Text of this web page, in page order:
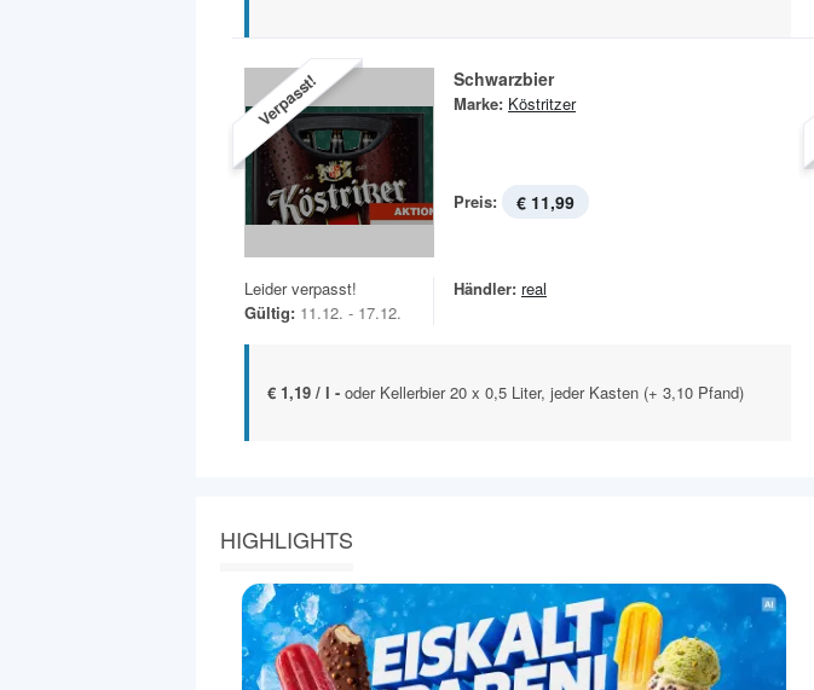
Verpasst! Schwarzbier
Marke: Köstritzer
Preis: € 11,99
Leider verpasst!
Gültig: 11.12. - 17.12.
Händler: real
€ 1,19 / l - oder Kellerbier 20 x 0,5 Liter, jeder Kasten (+ 3,10 Pfand)
HIGHLIGHTS